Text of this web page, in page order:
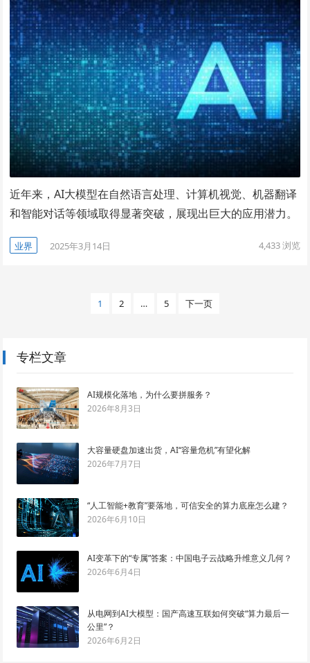
近年来，AI大模型在自然语言处理、计算机视觉、机器翻译
和智能对话等领域取得显著突破，展现出巨大的应用潜力。
业界 2025年3月14日 4,433浏览
航
1 2 … 5 下一页
专栏文章
AI规模化落地，为什么要拼服务？
2026年8月3日
大容量硬盘加速出货，AI“容量危机”有望化解
2026年7月7日
“人工智能+教育”要落地，可信安全的算力底座怎么建？
2026年6月10日
AI变革下的“专属”答案：中国电子云战略升维意义几何？
2026年6月4日
从电网到AI大模型：国产高速互联如何突破“算力最后一
公里”？
2026年6月2日